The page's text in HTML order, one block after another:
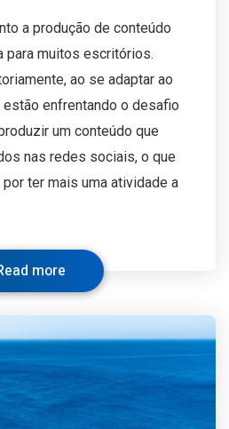
a produção de conteúdo
para muitos escritórios.
ao se adaptar ao
enfrentando o desafio
um conteúdo que
nas redes sociais, o que
ter mais uma atividade a
more